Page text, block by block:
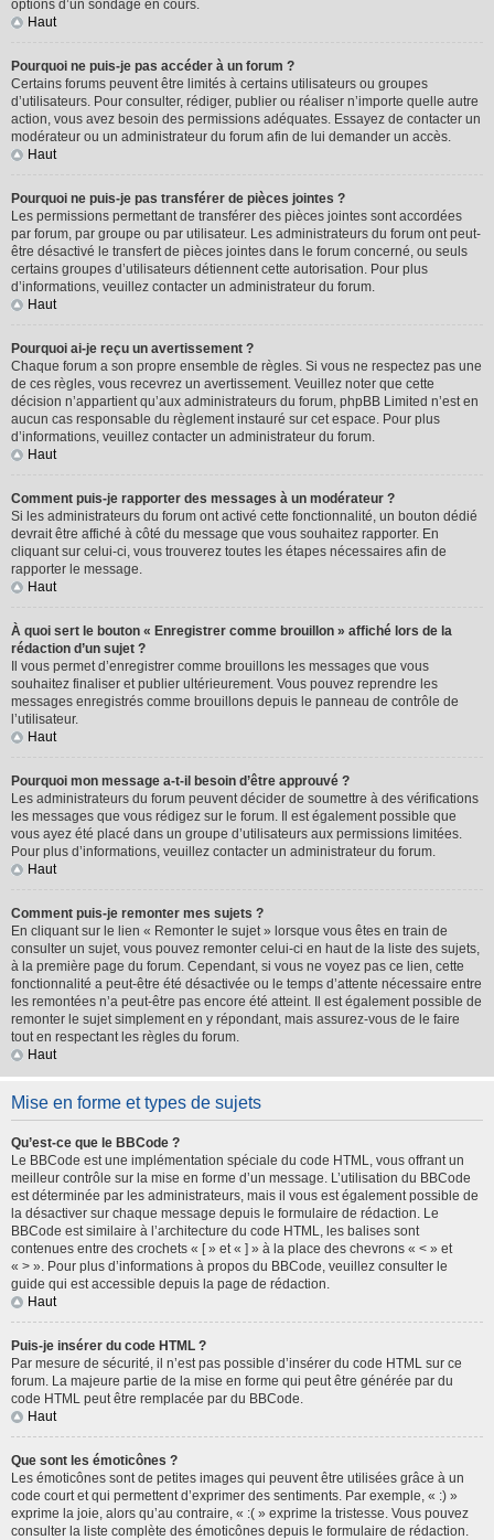
options d’un sondage en cours.
Haut
Pourquoi ne puis-je pas accéder à un forum ?
Certains forums peuvent être limités à certains utilisateurs ou groupes
d’utilisateurs. Pour consulter, rédiger, publier ou réaliser n’importe quelle autre
action, vous avez besoin des permissions adéquates. Essayez de contacter un
modérateur ou un administrateur du forum afin de lui demander un accès.
Haut
Pourquoi ne puis-je pas transférer de pièces jointes ?
Les permissions permettant de transférer des pièces jointes sont accordées
par forum, par groupe ou par utilisateur. Les administrateurs du forum ont peut-
être désactivé le transfert de pièces jointes dans le forum concerné, ou seuls
certains groupes d’utilisateurs détiennent cette autorisation. Pour plus
d’informations, veuillez contacter un administrateur du forum.
Haut
Pourquoi ai-je reçu un avertissement ?
Chaque forum a son propre ensemble de règles. Si vous ne respectez pas une
de ces règles, vous recevrez un avertissement. Veuillez noter que cette
décision n’appartient qu’aux administrateurs du forum, phpBB Limited n’est en
aucun cas responsable du règlement instauré sur cet espace. Pour plus
d’informations, veuillez contacter un administrateur du forum.
Haut
Comment puis-je rapporter des messages à un modérateur ?
Si les administrateurs du forum ont activé cette fonctionnalité, un bouton dédié
devrait être affiché à côté du message que vous souhaitez rapporter. En
cliquant sur celui-ci, vous trouverez toutes les étapes nécessaires afin de
rapporter le message.
Haut
À quoi sert le bouton « Enregistrer comme brouillon » affiché lors de la
rédaction d’un sujet ?
Il vous permet d’enregistrer comme brouillons les messages que vous
souhaitez finaliser et publier ultérieurement. Vous pouvez reprendre les
messages enregistrés comme brouillons depuis le panneau de contrôle de
l’utilisateur.
Haut
Pourquoi mon message a-t-il besoin d’être approuvé ?
Les administrateurs du forum peuvent décider de soumettre à des vérifications
les messages que vous rédigez sur le forum. Il est également possible que
vous ayez été placé dans un groupe d’utilisateurs aux permissions limitées.
Pour plus d’informations, veuillez contacter un administrateur du forum.
Haut
Comment puis-je remonter mes sujets ?
En cliquant sur le lien « Remonter le sujet » lorsque vous êtes en train de
consulter un sujet, vous pouvez remonter celui-ci en haut de la liste des sujets,
à la première page du forum. Cependant, si vous ne voyez pas ce lien, cette
fonctionnalité a peut-être été désactivée ou le temps d’attente nécessaire entre
les remontées n’a peut-être pas encore été atteint. Il est également possible de
remonter le sujet simplement en y répondant, mais assurez-vous de le faire
tout en respectant les règles du forum.
Haut
Mise en forme et types de sujets
Qu’est-ce que le BBCode ?
Le BBCode est une implémentation spéciale du code HTML, vous offrant un
meilleur contrôle sur la mise en forme d’un message. L’utilisation du BBCode
est déterminée par les administrateurs, mais il vous est également possible de
la désactiver sur chaque message depuis le formulaire de rédaction. Le
BBCode est similaire à l’architecture du code HTML, les balises sont
contenues entre des crochets « [ » et « ] » à la place des chevrons « < » et
« > ». Pour plus d’informations à propos du BBCode, veuillez consulter le
guide qui est accessible depuis la page de rédaction.
Haut
Puis-je insérer du code HTML ?
Par mesure de sécurité, il n’est pas possible d’insérer du code HTML sur ce
forum. La majeure partie de la mise en forme qui peut être générée par du
code HTML peut être remplacée par du BBCode.
Haut
Que sont les émoticônes ?
Les émoticônes sont de petites images qui peuvent être utilisées grâce à un
code court et qui permettent d’exprimer des sentiments. Par exemple, « :) »
exprime la joie, alors qu’au contraire, « :( » exprime la tristesse. Vous pouvez
consulter la liste complète des émoticônes depuis le formulaire de rédaction.